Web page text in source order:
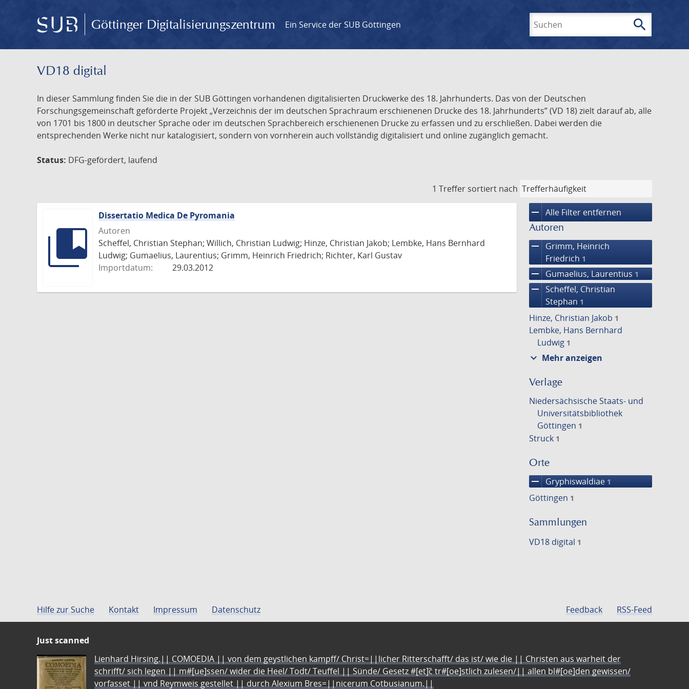
Göttinger Digitalisierungszentrum Ein Service der SUB Göttingen search
VD18 digital
In dieser Sammlung finden Sie die in der SUB Göttingen vorhandenen digitalisierten Druckwerke des 18. Jahrhunderts. Das von der Deutschen
Forschungsgemeinschaft geförderte Projekt „Verzeichnis der im deutschen Sprachraum erschienenen Drucke des 18. Jahrhunderts” (VD 18) zielt darauf ab, alle
von 1701 bis 1800 in deutscher Sprache oder im deutschen Sprachbereich erschienenen Drucke zu erfassen und zu erschließen. Dabei werden die
entsprechenden Werke nicht nur katalogisiert, sondern von vornherein auch vollständig digitalisiert und online zugänglich gemacht.
Status: DFG-gefördert, laufend
1 Treffer sortiert nach
remove Alle Filter entfernen
Autoren
remove
Grimm, Heinrich
Friedrich 1
remove Gumaelius, Laurentius 1
remove
Scheffel, Christian
Stephan 1
Hinze, Christian Jakob 1
Lembke, Hans Bernhard
Ludwig 1
expand_more Mehr anzeigen
Verlage
Niedersächsische Staats- und
Universitätsbibliothek
Göttingen 1
Struck 1
Orte
remove Gryphiswaldiae 1
Göttingen 1
Sammlungen
VD18 digital 1
Dissertatio Medica De Pyromania
Autoren
Scheffel, Christian Stephan; Willich, Christian Ludwig; Hinze, Christian Jakob; Lembke, Hans Bernhard
Ludwig; Gumaelius, Laurentius; Grimm, Heinrich Friedrich; Richter, Karl Gustav
Importdatum:
29.03.2012
Hilfe zur Suche Kontakt Impressum Datenschutz Feedback RSS-Feed
Just scanned
Lienhard Hirsing.|| COMOEDIA || von dem geystlichen kampff/ Christ=||licher Ritterschafft/ das ist/ wie die || Christen aus warheit der
schrifft/ sich legen || m#[ue]ssen/ wider die Heel/ Todt/ Teuffel || Sünde/ Gesetz #[et]c̃ tr#[oe]stlich zulesen/|| allen bl#[oe]den gewissen/
vorfasset || vnd Reymweis gestellet || durch Alexium Bres=||nicerum Cotbusianum.||